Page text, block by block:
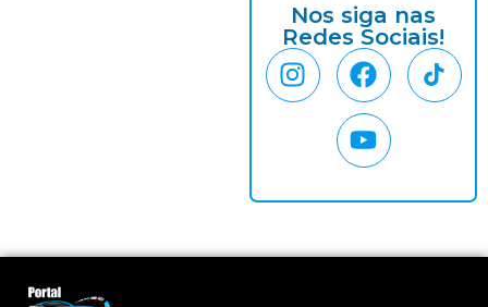
Nos siga nas
Redes Sociais!